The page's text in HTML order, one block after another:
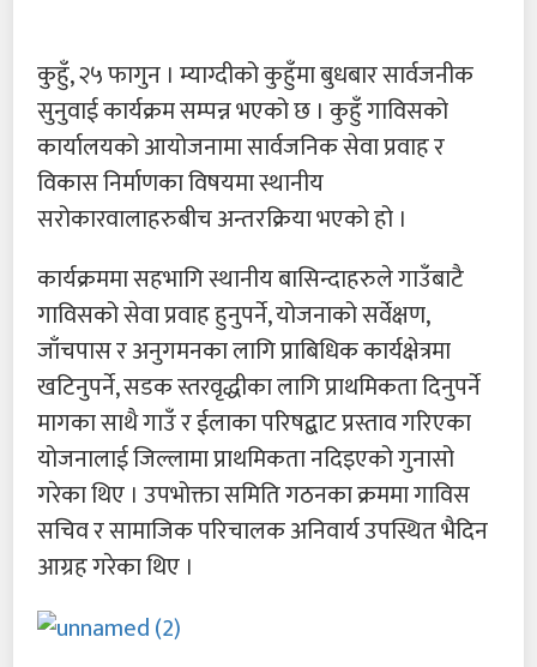
कुहुँ, २५ फागुन । म्याग्दीको कुहुँमा बुधबार सार्वजनीक
सुनुवाई कार्यक्रम सम्पन्न भएको छ । कुहुँ गाविसको
कार्यालयको आयोजनामा सार्वजनिक सेवा प्रवाह र
विकास निर्माणका विषयमा स्थानीय
सरोकारवालाहरुबीच अन्तरक्रिया भएको हो ।
कार्यक्रममा सहभागि स्थानीय बासिन्दाहरुले गाउँबाटै
गाविसको सेवा प्रवाह हुनुपर्ने, योजनाको सर्वेक्षण,
जाँचपास र अनुगमनका लागि प्राबिधिक कार्यक्षेत्रमा
खटिनुपर्ने, सडक स्तरवृद्धीका लागि प्राथमिकता दिनुपर्ने
मागका साथै गाउँ र ईलाका परिषद्बाट प्रस्ताव गरिएका
योजनालाई जिल्लामा प्राथमिकता नदिइएको गुनासो
गरेका थिए । उपभोक्ता समिति गठनका क्रममा गाविस
सचिव र सामाजिक परिचालक अनिवार्य उपस्थित भैदिन
आग्रह गरेका थिए ।